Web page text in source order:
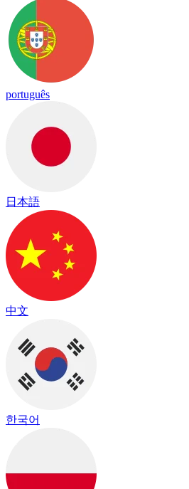
português
日本語
中文
한국어